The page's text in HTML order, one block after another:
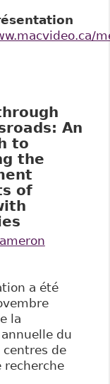
An
to
the
of
a été
la
du
centres de
recherche